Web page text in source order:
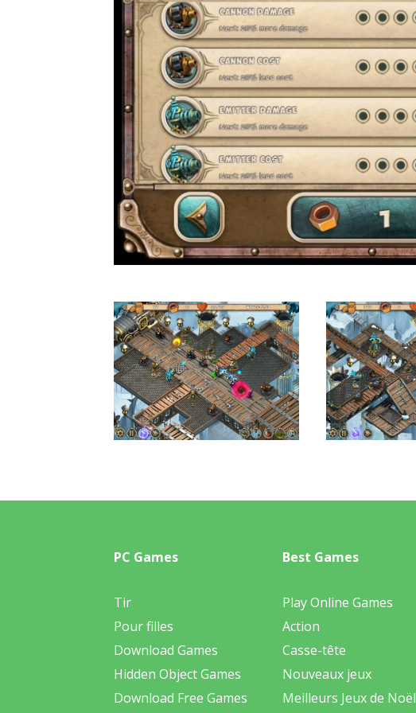
PC Games
Tir
Pour filles
Download Games
Hidden Object Games
Download Free Games
Best Games
Play Online Games
Action
Casse-tête
Nouveaux jeux
Meilleurs Jeux de Noël